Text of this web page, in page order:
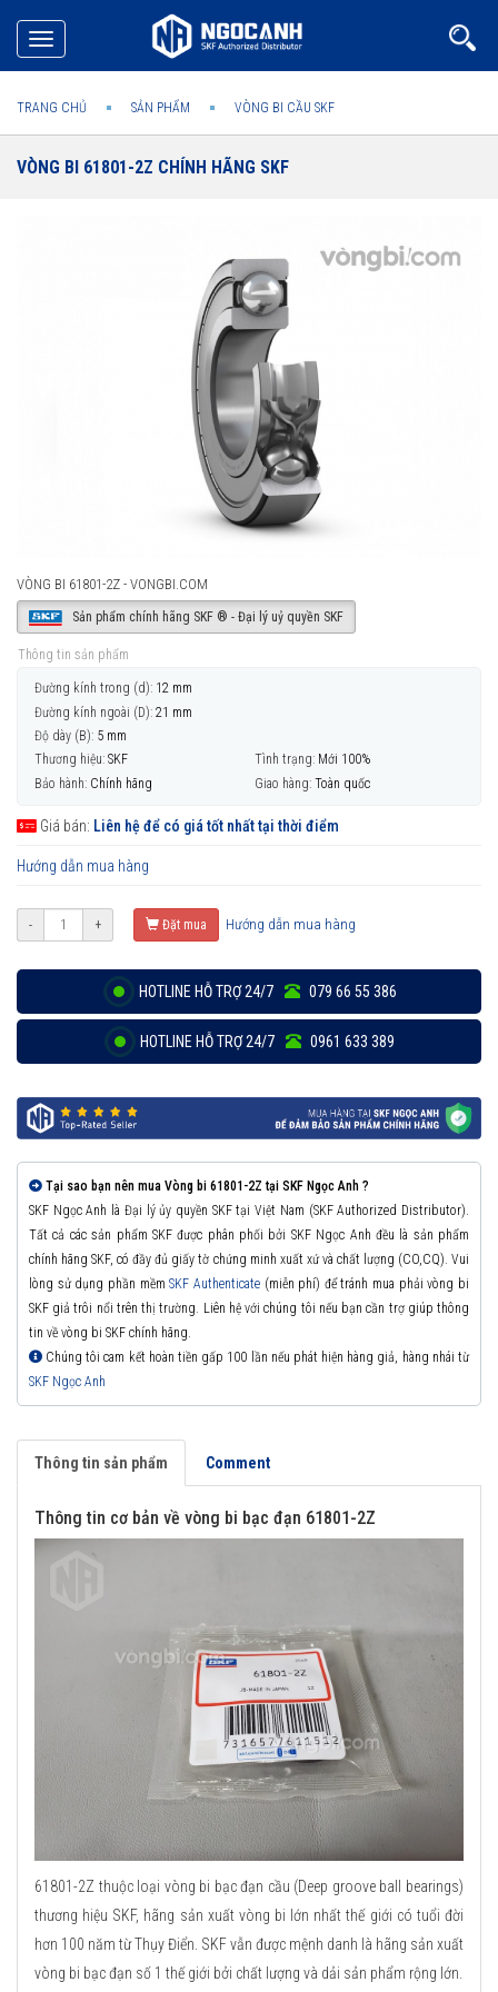
Toggle
navigation
TRANG CHỦ SẢN PHẨM VÒNG BI CẦU SKF
VÒNG BI 61801-2Z CHÍNH HÃNG SKF
VÒNG BI 61801-2Z - VONGBI.COM
Sản phẩm chính hãng SKF ® - Đại lý uỷ quyền SKF
Thông tin sản phẩm
Đường kính trong (d): 12 mm
Đường kính ngoài (D): 21 mm
Độ dày (B): 5 mm
Thương hiệu: SKF Tình trạng: Mới 100%
Bảo hành: Chính hãng Giao hàng: Toàn quốc
Giá bán: Liên hệ để có giá tốt nhất tại thời điểm
Hướng dẫn mua hàng
- + Đặt mua Hướng dẫn mua hàng
HOTLINE HỖ TRỢ 24/7 079 66 55 386
HOTLINE HỖ TRỢ 24/7 0961 633 389
Tại sao bạn nên mua Vòng bi 61801-2Z tại SKF Ngọc Anh ?
SKF Ngọc Anh là Đại lý ủy quyền SKF tại Việt Nam (SKF Authorized Distributor).
Tất cả các sản phẩm SKF được phân phối bởi SKF Ngọc Anh đều là sản phẩm
chính hãng SKF, có đầy đủ giấy tờ chứng minh xuất xứ và chất lượng (CO,CQ). Vui
lòng sử dụng phần mềmSKF Authenticate(miễn phí) để tránh mua phải vòng bi
SKF giả trôi nổi trên thị trường. Liên hệ với chúng tôi nếu bạn cần trợ giúp thông
tin về vòng bi SKF chính hãng.
Chúng tôi cam kết hoàn tiền gấp 100 lần nếu phát hiện hàng giả, hàng nhái từ
SKF Ngọc Anh
Thông tin sản phẩm Comment
Thông tin cơ bản về vòng bi bạc đạn 61801-2Z
61801-2Z thuộc loại vòng bi bạc đạn cầu (Deep groove ball bearings)
thương hiệu SKF, hãng sản xuất vòng bi lớn nhất thế giới có tuổi đời
hơn 100 năm từ Thụy Điển. SKF vẫn được mệnh danh là hãng sản xuất
vòng bi bạc đạn số 1 thế giới bởi chất lượng và dải sản phẩm rộng lớn.